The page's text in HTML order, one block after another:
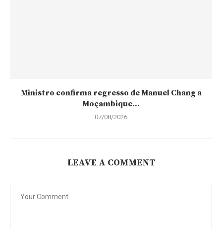
Ministro confirma regresso de Manuel Chang a
Moçambique...
07/08/2026
LEAVE A COMMENT